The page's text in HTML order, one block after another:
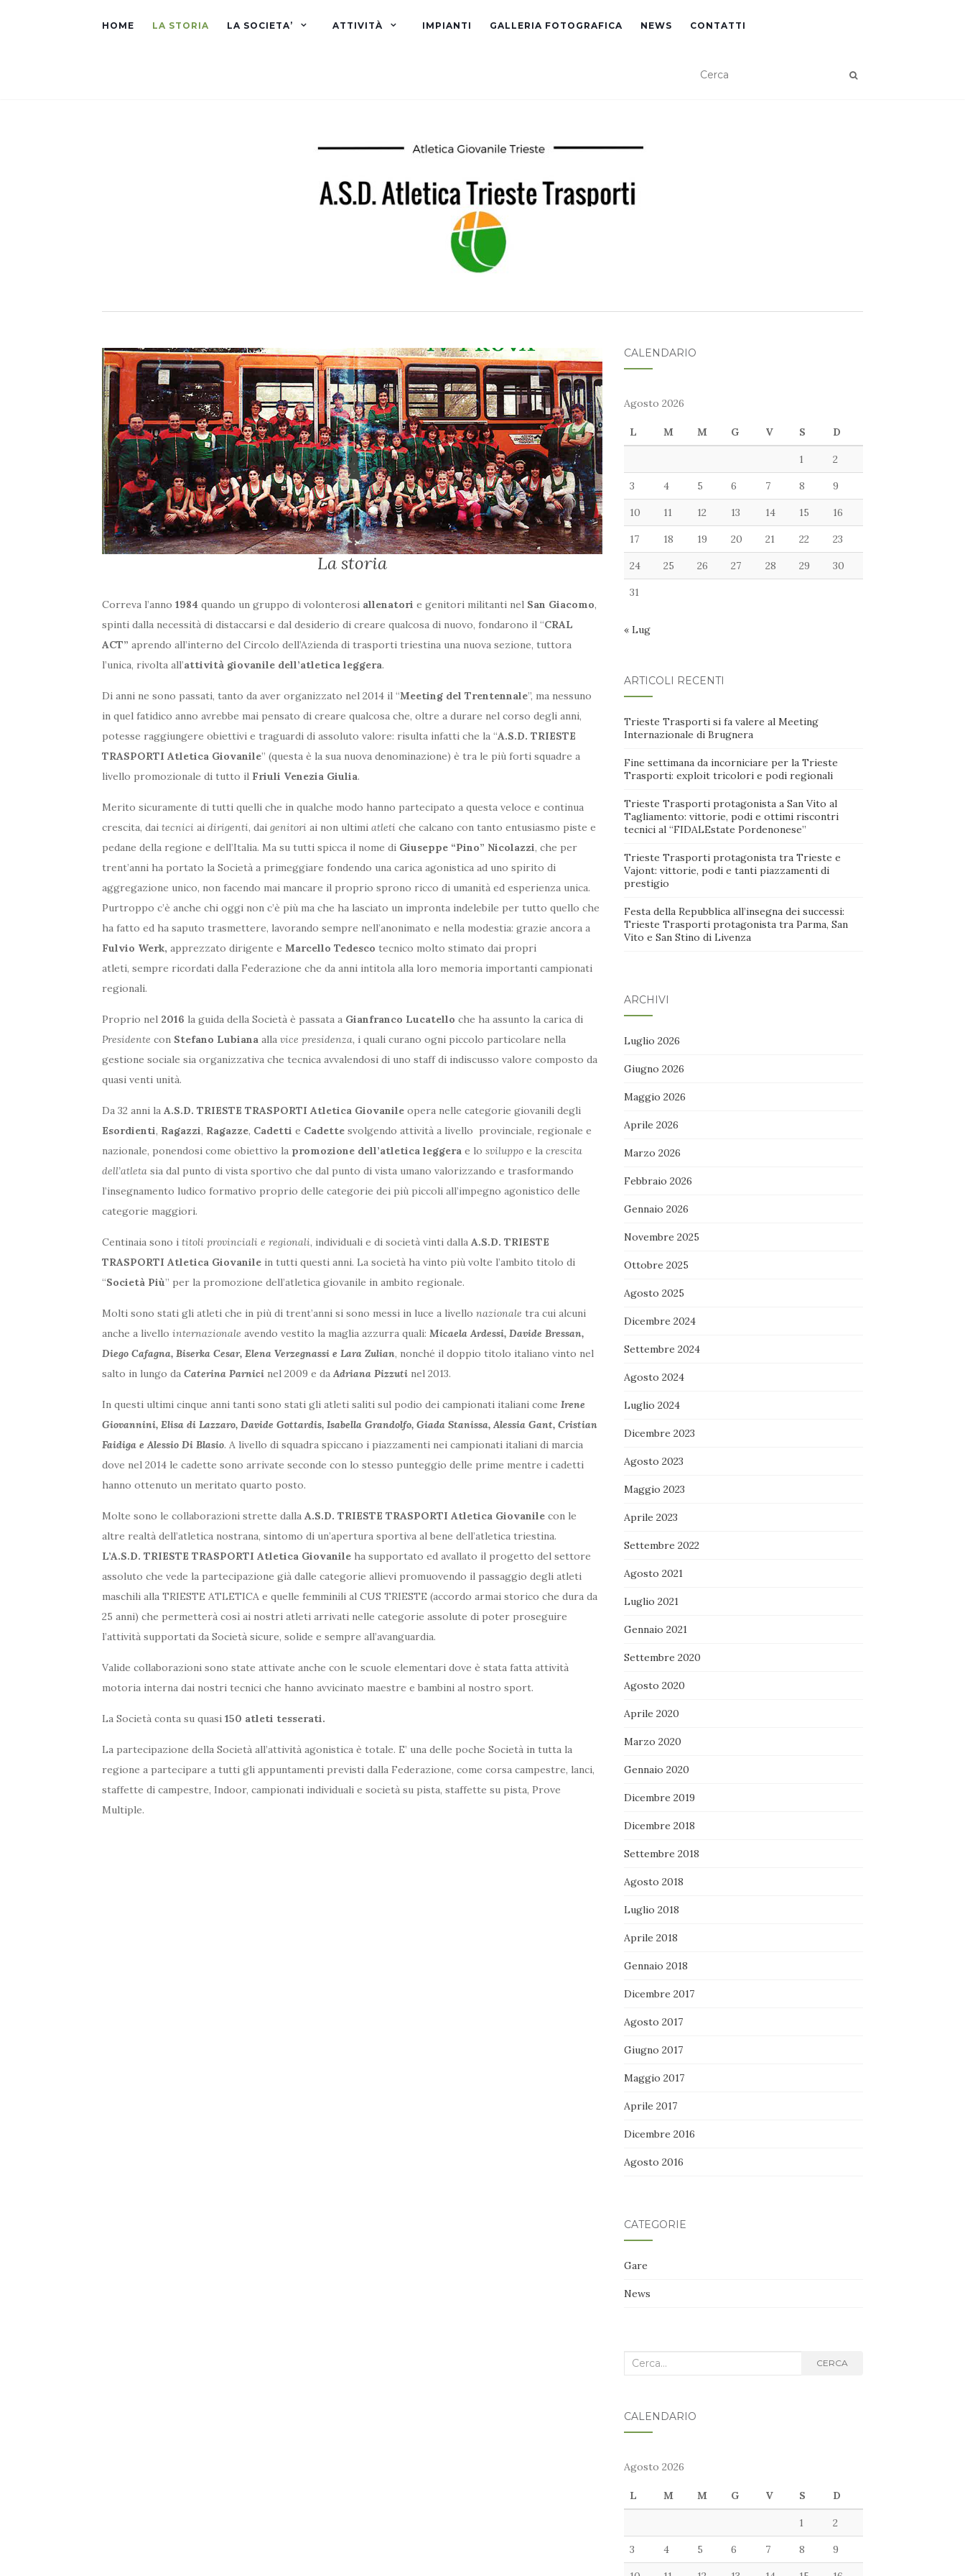
HOME LA STORIA LA SOCIETA’ ATTIVITÀ IMPIANTI GALLERIA FOTOGRAFICA NEWS CONTATTI
La storia
Correva l’anno 1984 quando un gruppo di volonterosi allenatori e genitori militanti nel San Giacomo,
spinti dalla necessità di distaccarsi e dal desiderio di creare qualcosa di nuovo, fondarono il “CRAL
ACT” aprendo all’interno del Circolo dell’Azienda di trasporti triestina una nuova sezione, tuttora
l’unica, rivolta all’attività giovanile dell’atletica leggera.
Di anni ne sono passati, tanto da aver organizzato nel 2014 il “Meeting del Trentennale”, ma nessuno
in quel fatidico anno avrebbe mai pensato di creare qualcosa che, oltre a durare nel corso degli anni,
potesse raggiungere obiettivi e traguardi di assoluto valore: risulta infatti che la “A.S.D. TRIESTE
TRASPORTI Atletica Giovanile” (questa è la sua nuova denominazione) è tra le più forti squadre a
livello promozionale di tutto il Friuli Venezia Giulia.
Merito sicuramente di tutti quelli che in qualche modo hanno partecipato a questa veloce e continua
crescita, dai tecnici ai dirigenti, dai genitori ai non ultimi atleti che calcano con tanto entusiasmo piste e
pedane della regione e dell’Italia. Ma su tutti spicca il nome di Giuseppe “Pino” Nicolazzi, che per
trent’anni ha portato la Società a primeggiare fondendo una carica agonistica ad uno spirito di
aggregazione unico, non facendo mai mancare il proprio sprono ricco di umanità ed esperienza unica.
Purtroppo c’è anche chi oggi non c’è più ma che ha lasciato un impronta indelebile per tutto quello che
ha fatto ed ha saputo trasmettere, lavorando sempre nell’anonimato e nella modestia: grazie ancora a
Fulvio Werk, apprezzato dirigente e Marcello Tedesco tecnico molto stimato dai propri
atleti, sempre ricordati dalla Federazione che da anni intitola alla loro memoria importanti campionati
regionali.
Proprio nel 2016 la guida della Società è passata a Gianfranco Lucatello che ha assunto la carica di
Presidente con Stefano Lubiana alla vice presidenza, i quali curano ogni piccolo particolare nella
gestione sociale sia organizzativa che tecnica avvalendosi di uno staff di indiscusso valore composto da
quasi venti unità.
Da 32 anni la A.S.D. TRIESTE TRASPORTI Atletica Giovanile opera nelle categorie giovanili degli
Esordienti, Ragazzi, Ragazze, Cadetti e Cadette svolgendo attività a livello provinciale, regionale e
nazionale, ponendosi come obiettivo la promozione dell’atletica leggera e lo sviluppo e la crescita
dell’atleta sia dal punto di vista sportivo che dal punto di vista umano valorizzando e trasformando
l’insegnamento ludico formativo proprio delle categorie dei più piccoli all’impegno agonistico delle
categorie maggiori.
Centinaia sono i titoli provinciali e regionali, individuali e di società vinti dalla A.S.D. TRIESTE
TRASPORTI Atletica Giovanile in tutti questi anni. La società ha vinto più volte l’ambito titolo di
“Società Più” per la promozione dell’atletica giovanile in ambito regionale.
Molti sono stati gli atleti che in più di trent’anni si sono messi in luce a livello nazionale tra cui alcuni
anche a livello internazionale avendo vestito la maglia azzurra quali: Micaela Ardessi, Davide Bressan,
Diego Cafagna, Biserka Cesar, Elena Verzegnassi e Lara Zulian, nonché il doppio titolo italiano vinto nel
salto in lungo da Caterina Parnici nel 2009 e da Adriana Pizzuti nel 2013.
In questi ultimi cinque anni tanti sono stati gli atleti saliti sul podio dei campionati italiani come Irene
Giovannini, Elisa di Lazzaro, Davide Gottardis, Isabella Grandolfo, Giada Stanissa, Alessia Gant, Cristian
Faidiga e Alessio Di Blasio. A livello di squadra spiccano i piazzamenti nei campionati italiani di marcia
dove nel 2014 le cadette sono arrivate seconde con lo stesso punteggio delle prime mentre i cadetti
hanno ottenuto un meritato quarto posto.
Molte sono le collaborazioni strette dalla A.S.D. TRIESTE TRASPORTI Atletica Giovanile con le
altre realtà dell’atletica nostrana, sintomo di un’apertura sportiva al bene dell’atletica triestina.
L’A.S.D. TRIESTE TRASPORTI Atletica Giovanile ha supportato ed avallato il progetto del settore
assoluto che vede la partecipazione già dalle categorie allievi promuovendo il passaggio degli atleti
maschili alla TRIESTE ATLETICA e quelle femminili al CUS TRIESTE (accordo armai storico che dura da
25 anni) che permetterà così ai nostri atleti arrivati nelle categorie assolute di poter proseguire
l’attività supportati da Società sicure, solide e sempre all’avanguardia.
Valide collaborazioni sono state attivate anche con le scuole elementari dove è stata fatta attività
motoria interna dai nostri tecnici che hanno avvicinato maestre e bambini al nostro sport.
La Società conta su quasi 150 atleti tesserati.
La partecipazione della Società all’attività agonistica è totale. E’ una delle poche Società in tutta la
regione a partecipare a tutti gli appuntamenti previsti dalla Federazione, come corsa campestre, lanci,
staffette di campestre, Indoor, campionati individuali e società su pista, staffette su pista, Prove
Multiple.
CALENDARIO
Agosto 2026
L M M G V S D
1 2
3 4 5 6 7 8 9
10 11 12 13 14 15 16
17 18 19 20 21 22 23
24 25 26 27 28 29 30
31
« Lug
ARTICOLI RECENTI
Trieste Trasporti si fa valere al Meeting
Internazionale di Brugnera
Fine settimana da incorniciare per la Trieste
Trasporti: exploit tricolori e podi regionali
Trieste Trasporti protagonista a San Vito al
Tagliamento: vittorie, podi e ottimi riscontri
tecnici al “FIDALEstate Pordenonese”
Trieste Trasporti protagonista tra Trieste e
Vajont: vittorie, podi e tanti piazzamenti di
prestigio
Festa della Repubblica all’insegna dei successi:
Trieste Trasporti protagonista tra Parma, San
Vito e San Stino di Livenza
ARCHIVI
Luglio 2026
Giugno 2026
Maggio 2026
Aprile 2026
Marzo 2026
Febbraio 2026
Gennaio 2026
Novembre 2025
Ottobre 2025
Agosto 2025
Dicembre 2024
Settembre 2024
Agosto 2024
Luglio 2024
Dicembre 2023
Agosto 2023
Maggio 2023
Aprile 2023
Settembre 2022
Agosto 2021
Luglio 2021
Gennaio 2021
Settembre 2020
Agosto 2020
Aprile 2020
Marzo 2020
Gennaio 2020
Dicembre 2019
Dicembre 2018
Settembre 2018
Agosto 2018
Luglio 2018
Aprile 2018
Gennaio 2018
Dicembre 2017
Agosto 2017
Giugno 2017
Maggio 2017
Aprile 2017
Dicembre 2016
Agosto 2016
CATEGORIE
Gare
News
Cerca
CERCA
CALENDARIO
Agosto 2026
L M M G V S D
1 2
3 4 5 6 7 8 9